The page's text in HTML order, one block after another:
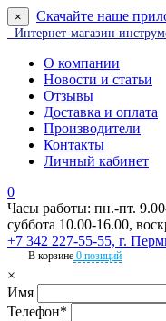
× Скачайте наше
Интернет-магазин
О компании
Новости и статьи
Отзывы
Доставка и оплата
Производители
Контакты
Личный кабинет
0
Часы работы: пн.-пт.
суббота 10.00-16.00,
+7 342 227-55-55, г.
В корзине 0 позиций
×
Имя
Телефон*